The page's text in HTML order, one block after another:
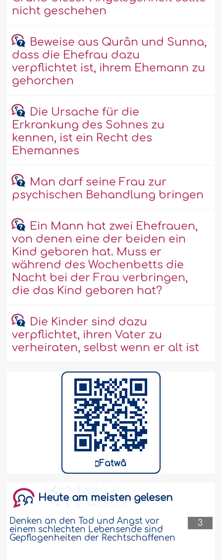
nicht geschehen
Beweise aus Qurân und Sunna,
dass die Ehefrau dazu
verpflichtet ist, ihrem Ehemann zu
gehorchen
Die Ursache für die
Erkrankung des Sohnes zu
kennen, ist ein Recht des
Ehemannes
Man darf seine Frau zur
psychischen Behandlung bringen
Ein Mann hat zwei Ehefrauen,
von denen eine der beiden ein
Kind geboren hat. Muss er
während des Wochenbetts die
Nacht bei der Frau verbringen,
die das Kind geboren hat?
Die Kinder sind dazu
verpflichtet, ihren Vater zu
verheiraten, selbst wenn er alt ist
Fatwâ
Heute am meisten gelesen
3
Denken an den Tod und Angst vor
einem schlechten Lebensende sind
Gepflogenheiten der Rechtschaffenen